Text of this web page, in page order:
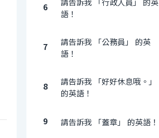
6
語！
7
請告訴我 「公務員」 的英
語！
8
請告訴我 「好好休息哦。」
的英語！
9 請告訴我 「蓋章」 的英語！